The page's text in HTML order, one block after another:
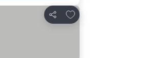
Partager
Ajouter à mes favoris